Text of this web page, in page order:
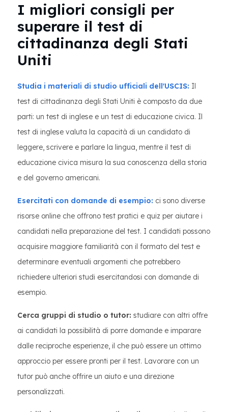
I migliori consigli per
superare il test di
cittadinanza degli Stati
Uniti
Studia i materiali di studio ufficiali dell'USCIS: Il
test di cittadinanza degli Stati Uniti è composto da due
parti: un test di inglese e un test di educazione civica. Il
test di inglese valuta la capacità di un candidato di
leggere, scrivere e parlare la lingua, mentre il test di
educazione civica misura la sua conoscenza della storia
e del governo americani.
Esercitati con domande di esempio: ci sono diverse
risorse online che offrono test pratici e quiz per aiutare i
candidati nella preparazione del test. I candidati possono
acquisire maggiore familiarità con il formato del test e
determinare eventuali argomenti che potrebbero
richiedere ulteriori studi esercitandosi con domande di
esempio.
Cerca gruppi di studio o tutor: studiare con altri offre
ai candidati la possibilità di porre domande e imparare
dalle reciproche esperienze, il che può essere un ottimo
approccio per essere pronti per il test. Lavorare con un
tutor può anche offrire un aiuto e una direzione
personalizzati.